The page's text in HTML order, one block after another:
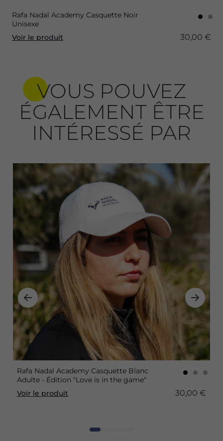
Rafa Nadal Academy Casquette Noir
Unisexe
Voir le produit
30,00 €
VOUS POUVEZ
ÉGALEMENT ÊTRE
INTÉRESSÉ PAR
Rafa Nadal Academy Casquette Blanc
Adulte - Édition "Love is in the game"
Voir le produit
30,00 €